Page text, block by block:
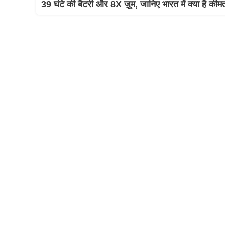
39 घंटे की बैटरी और 8X ज़ूम, जानिए भारत में क्या है